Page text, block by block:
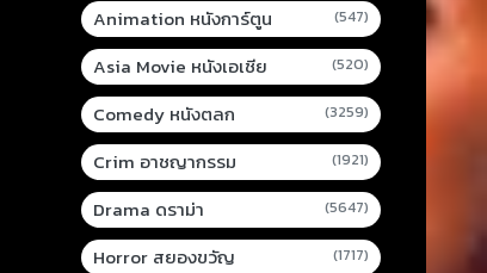
Animation หนังการ์ตูน (547)
Asia Movie หนังเอเชีย (520)
Comedy หนังตลก (3259)
Crim อาชญากรรม (1921)
Drama ดราม่า (5647)
Horror สยองขวัญ (1717)